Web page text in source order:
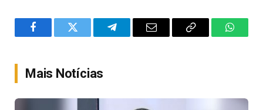
FacebookTwitter TelegramEmail
Copy
Mais Notícias